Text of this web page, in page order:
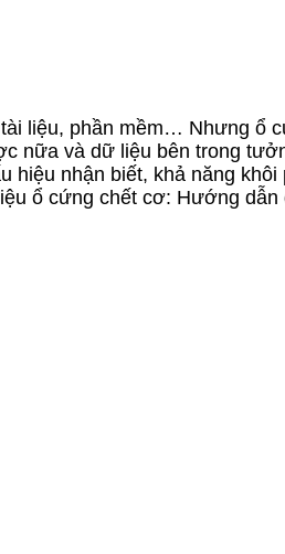
liệu, phần mềm… Nhưng ổ
nữa và dữ liệu bên trong
hiệu nhận biết, khả năng
ổ cứng chết cơ: Hướng dẫn